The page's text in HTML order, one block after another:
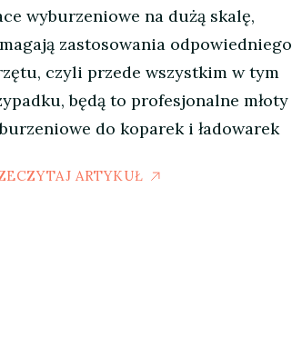
wyburzeniowe na dużą skalę,
zastosowania odpowiedniego
czyli przede wszystkim w tym
będą to profesjonalne młoty
do koparek i ładowarek
ARTYKUŁ